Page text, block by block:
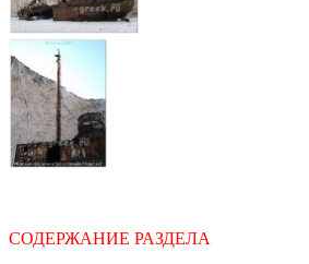
СОДЕРЖАНИЕ РАЗДЕЛА